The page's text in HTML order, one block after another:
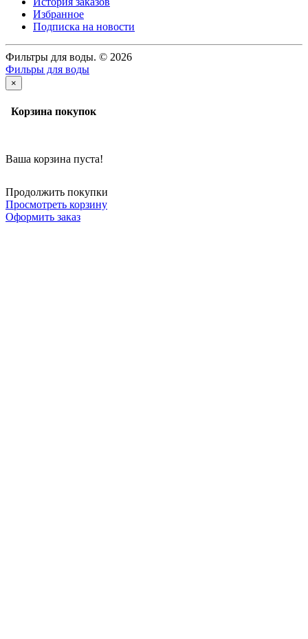
Избранное
Подписка на новости
Фильтры для воды. © 2026
Фильры для воды
×
Корзина покупок
Ваша корзина пуста!
Продолжить покупки
Просмотреть корзину
Оформить заказ